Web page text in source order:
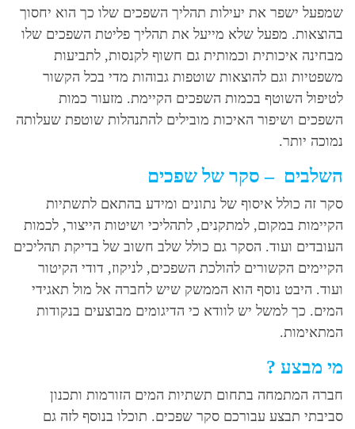
שמפעל ישפר את יעילות תהליך השפכים שלו כך הוא יחסוך
בהוצאות. מפעל שלא מייעל את תהליך פליטת השפכים שלו
מבחינה איכותית וכמותית גם חשוף לקנסות, לתביעות
משפטיות וגם להוצאות שוטפות גבוהות מדי בכל הקשור
לטיפול השוטף בכמות השפכים הקיימת. מזעור כמות
השפכים ושיפור האיכות מובילים להתנהלות שוטפת שעלותה
נמוכה יותר.
השלבים – סקר של שפכים
סקר זה כולל איסוף של נתונים ומידע בהתאם לתשתיות
הקיימות במקום, למתקנים, לתהליכי ושיטות הייצור, לכמות
העובדים ועוד. הסקר גם כולל שלב חשוב של בדיקת תהליכים
הקיימים הקשורים להולכת השפכים, לניקוז, דודי הקיטור
ועוד. היבט נוסף הוא הממשק שיש לחברה אל מול תאגידי
המים. כך למשל יש לוודא כי הדיגומים מבוצעים בנקודות
המתאימות.
מי מבצע ?
חברה המתמחה בתחום תשתיות המים הזורמות ותכנון
סביבתי תבצע עבורכם סקר שפכים. תוכלו בנוסף לזה גם